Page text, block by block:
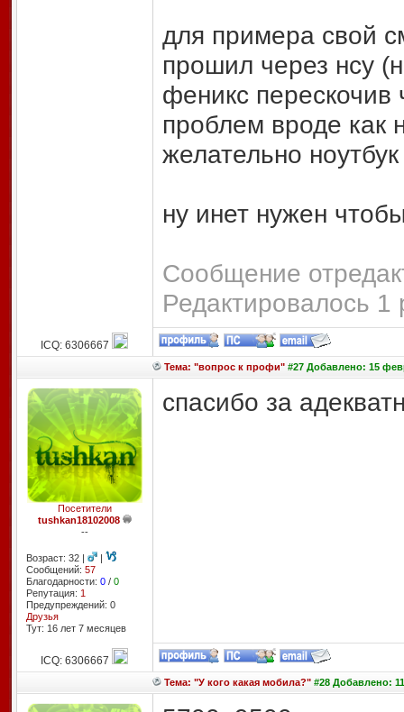
для примера свой
прошил через нсу
феникс перескочив
проблем вроде как
желательно
ну инет нужен
Сообщение
Редактировалось 1
ICQ: 6306667
Тема: "вопрос к профи"#27 Добавлено: 15
Посетители
tushkan18102008
--
Возраст: 32 |
|
Сообщений: 57
Благодарности: 0/ 0
Репутация: 1
Предупреждений: 0
Друзья
Тут: 16 лет 7 месяцев
спасибо за
ICQ: 6306667
Тема: "У кого какая мобила?"#28 Добавлено: